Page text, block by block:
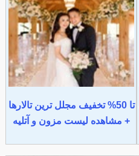
تا 50% تخفیف مجلل ترین تالارها
+ مشاهده لیست مزون و آتلیه